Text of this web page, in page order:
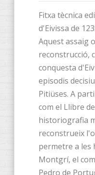
Fitxa tècnica
d'Eivissa de
Aquest assaig
reconstrucció,
conquesta
episodis
Pitiüses. A
com el Llibre
historiografia
reconstrueix
permetre a les
Montgrí, el
Pedro de